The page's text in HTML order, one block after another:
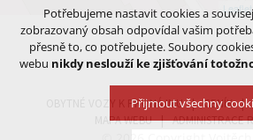
Leaflet
OBYTNÉ VOZY K PRONÁJMU CENÍK
MAPA WEBU
ADMINISTRACE
Potřebujeme nastavit cookies a
zobrazovaný obsah odpovídal vašim
přesně to, co potřebujete. Soubory
webu nikdy neslouží ke zjišťování
Přijmout všechny